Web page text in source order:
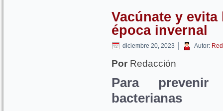
Vacúnate y
época invernal
diciembre 20, 2023 | Autor:
Por Redacción
Para
bacterianas